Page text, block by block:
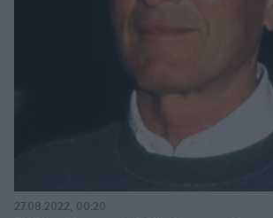
27.08.2022, 00:20